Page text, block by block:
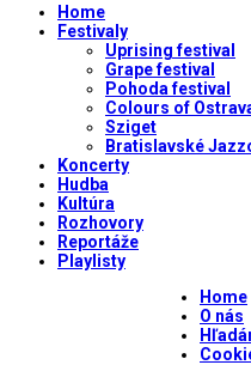
Home
Festivaly
Uprising festival
Grape festival
Pohoda festival
Colours of
Sziget
Bratislavské
Koncerty
Hudba
Kultúra
Rozhovory
Reportáže
Playlisty
Home
O nás